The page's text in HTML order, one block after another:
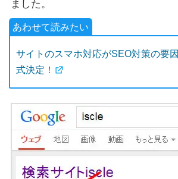
ました。
サイトのスマホ対応がSEO対策の要
式決定！